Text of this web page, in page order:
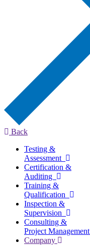
Back
Testing &
Assessment
Certification &
Auditing
Training &
Qualification
Inspection &
Supervision
Consulting &
Project Management
Company